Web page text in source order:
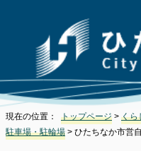
現在の位置： トップページ > くら
駐車場・駐輪場 > ひたちなか市営